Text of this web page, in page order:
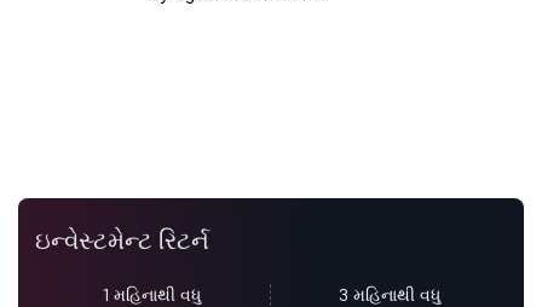
ઇન્વેસ્ટમેન્ટ રિટર્ન
1 મહિનાથી વધુ 3 મહિનાથી વધુ